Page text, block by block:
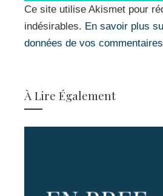
Ce site utilise Akismet pour
indésirables. En savoir plus
données de vos
À Lire Également